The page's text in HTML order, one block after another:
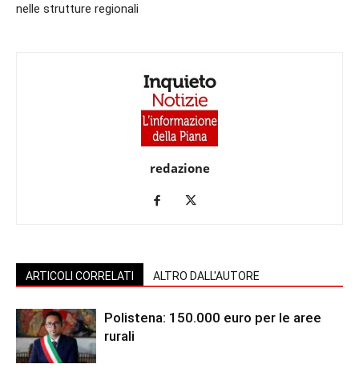
nelle strutture regionali
redazione
ARTICOLI CORRELATI ALTRO DALL'AUTORE
Polistena: 150.000 euro per le aree
rurali